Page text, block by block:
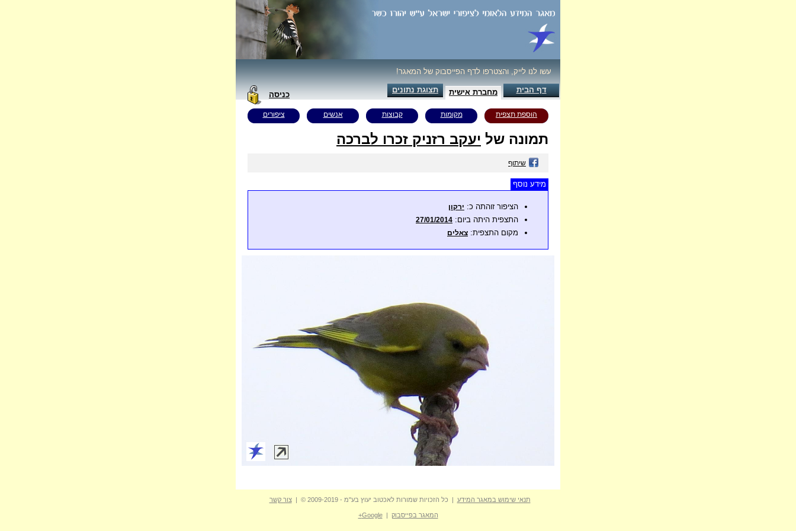
עשו לנו לייק, והצטרפו לדף הפייסבוק של המאגר!
דף הבית מחברת אישית תצוגת נתונים
כניסה
הוספת תצפית מקומות קבוצות אנשים ציפורים
תמונה של יעקב רזניק זכרו לברכה
שיתוף
מידע נוסף
הציפור זוהתה כ: ירקון
התצפית היתה ביום: 27/01/2014
מקום התצפית: צאלים
תנאי שימוש במאגר המידע | כל הזכויות שמורות לאכטוב יעוץ בע"מ - 2009-2019 © | צור קשר
המאגר בפייסבוק |
Google+